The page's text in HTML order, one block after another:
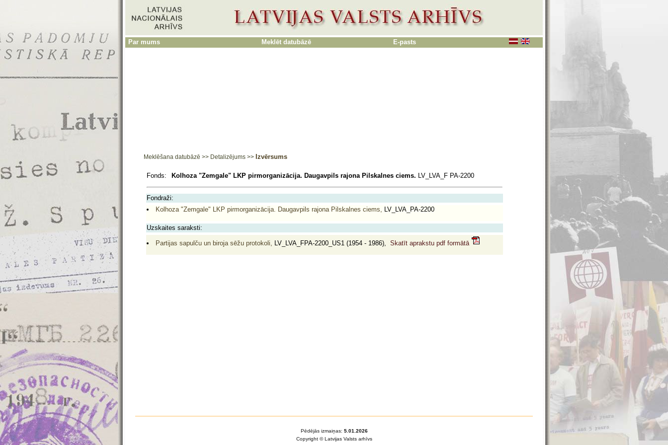
Par mums Meklēt datubāzē E-pasts
Meklēšana datubāzē >> Detalizējums >> Izvērsums
Fonds: Kolhoza "Zemgale" LKP pirmorganizācija. Daugavpils rajona Pilskalnes ciems. LV_LVA_F PA-2200
Fondraži:
Kolhoza "Zemgale" LKP pirmorganizācija. Daugavpils rajona Pilskalnes ciems, LV_LVA_PA-2200
Uzskaites saraksti:
Partijas sapulču un biroja sēžu protokoli, LV_LVA_FPA-2200_US1 (1954 - 1986), Skatīt aprakstu pdf formātā
Pēdējās izmaiņas: 5.01.2026
Copyright © Latvijas Valsts arhīvs